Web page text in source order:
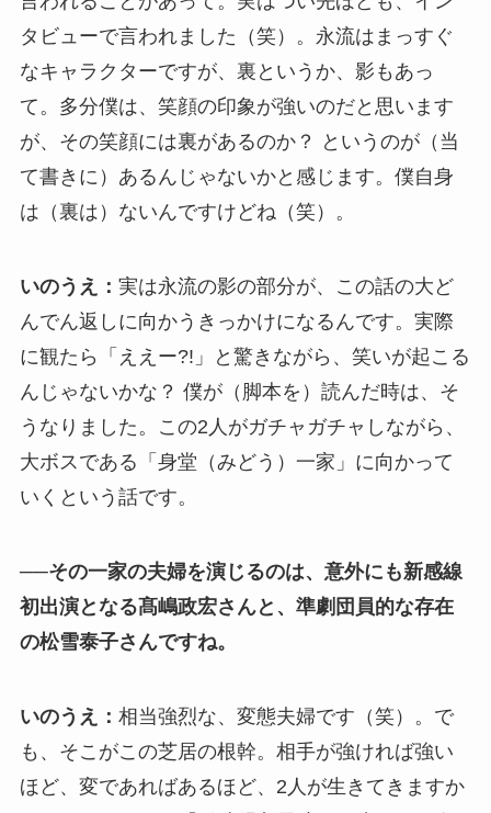
タビューで言われました（笑）。永流はまっすぐ
なキャラクターですが、裏というか、影もあっ
て。多分僕は、笑顔の印象が強いのだと思います
が、その笑顔には裏があるのか？ というのが（当
て書きに）あるんじゃないかと感じます。僕自身
は（裏は）ないんですけどね（笑）。
いのうえ： 実は永流の影の部分が、この話の大ど
んでん返しに向かうきっかけになるんです。実際
に観たら「ええー?!」と驚きながら、笑いが起こる
んじゃないかな？ 僕が（脚本を）読んだ時は、そ
うなりました。この2人がガチャガチャしながら、
大ボスである「身堂（みどう）一家」に向かって
いくという話です。
──その一家の夫婦を演じるのは、意外にも新感線
初出演となる髙嶋政宏さんと、準劇団員的な存在
の松雪泰子さんですね。
いのうえ： 相当強烈な、変態夫婦です（笑）。で
も、そこがこの芝居の根幹。相手が強ければ強い
ほど、変であればあるほど、2人が生きてきますか